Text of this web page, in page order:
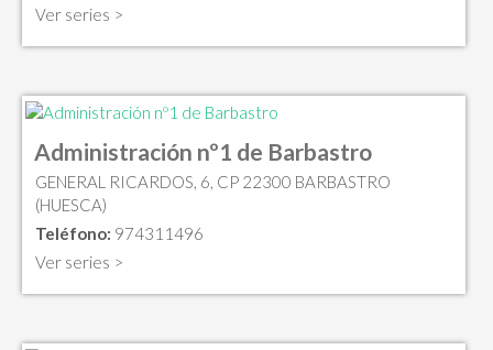
Ver series >
Administración nº1 de Barbastro
GENERAL RICARDOS, 6, CP 22300 BARBASTRO
(HUESCA)
Teléfono: 974311496
Ver series >